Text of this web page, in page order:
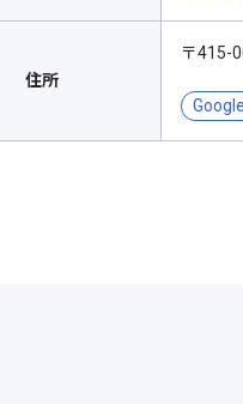
住所
〒415-